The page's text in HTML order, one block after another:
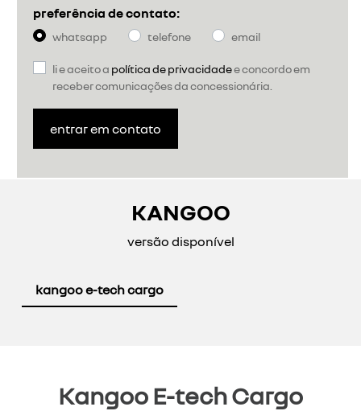
preferência de contato:
whatsapp telefone email
li e aceito a política de privacidadee concordo em
receber comunicações da concessionária.
entrar em contato
KANGOO
versão disponível
kangoo e-tech cargo
Kangoo E-tech Cargo